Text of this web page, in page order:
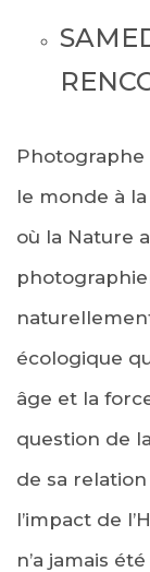
Photographe
le monde à
où la Nature
écologique
âge et la
question de
de sa
l’impact de
n’a jamais